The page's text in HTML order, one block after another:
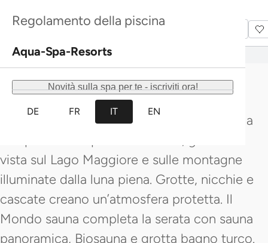
Scopri di più
Scopri di più
Regolamento della piscina
Aqua-Spa-Resorts
Novità sulla spa per te - iscriviti ora!
DE FR IT EN
benessere unici.
Il bagno al chiaro di luna unisce acqua
termale naturale calda, architettura e
paesaggio per un’esperienza benessere
intensa. Ti immergi in acqua a 35 °C e, nella
vista sul Lago Maggiore e sulle montagne
illuminate dalla luna piena. Grotte, nicchie e
cascate creano un’atmosfera protetta. Il
Mondo sauna completa la serata con sauna
panoramica, Biosauna e grotta bagno turco.